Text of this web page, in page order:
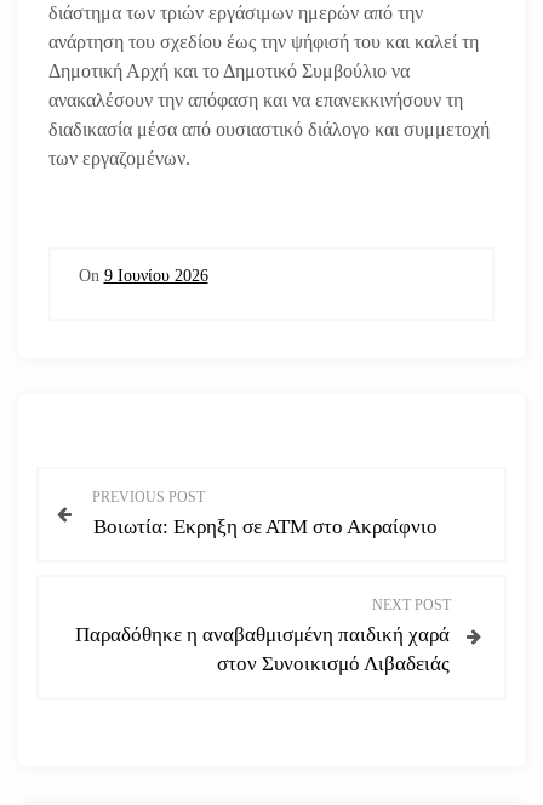
διάστημα των τριών εργάσιμων ημερών από την
ανάρτηση του σχεδίου έως την ψήφισή του και καλεί τη
Δημοτική Αρχή και το Δημοτικό Συμβούλιο να
ανακαλέσουν την απόφαση και να επανεκκινήσουν τη
διαδικασία μέσα από ουσιαστικό διάλογο και συμμετοχή
των εργαζομένων.
On 9 Ιουνίου 2026
PREVIOUS POST
Βοιωτία: Εκρηξη σε ΑΤΜ στο Ακραίφνιο
NEXT POST
Παραδόθηκε η αναβαθμισμένη παιδική χαρά
στον Συνοικισμό Λιβαδειάς